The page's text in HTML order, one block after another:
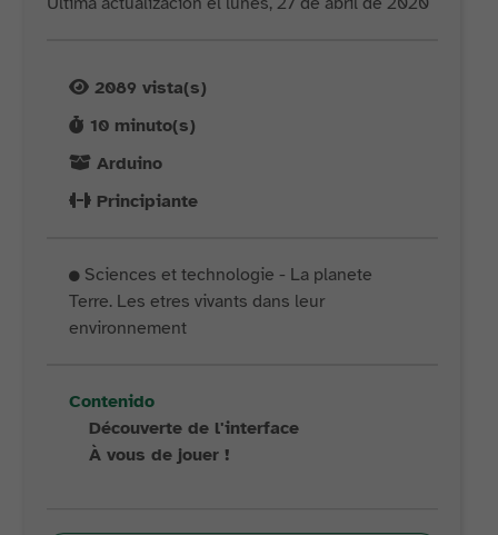
2089 vista(s)
10 minuto(s)
Arduino
Principiante
Sciences et technologie - La planete
Terre. Les etres vivants dans leur
environnement
Contenido
Découverte de l'interface
À vous de jouer !